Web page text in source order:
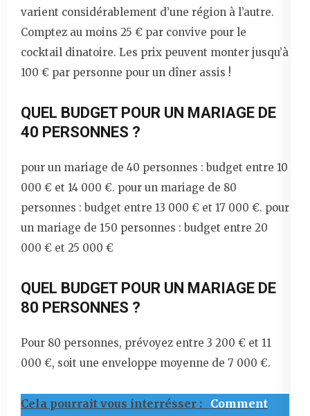
varient considérablement d’une région à l’autre.
Comptez au moins 25 € par convive pour le
cocktail dinatoire. Les prix peuvent monter jusqu’à
100 € par personne pour un dîner assis !
QUEL BUDGET POUR UN MARIAGE DE
40 PERSONNES ?
pour un mariage de 40 personnes : budget entre 10
000 € et 14 000 €. pour un mariage de 80
personnes : budget entre 13 000 € et 17 000 €. pour
un mariage de 150 personnes : budget entre 20
000 € et 25 000 €
QUEL BUDGET POUR UN MARIAGE DE
80 PERSONNES ?
Pour 80 personnes, prévoyez entre 3 200 € et 11
000 €, soit une enveloppe moyenne de 7 000 €.
Cela pourrait vous interrésser :
Comment